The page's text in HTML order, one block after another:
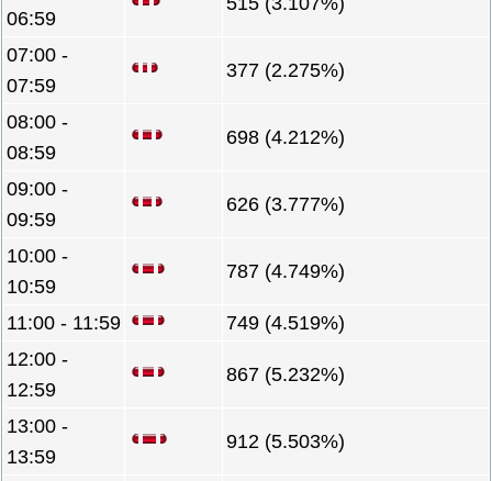
06:59
07:00 -
07:59
377 (2.275%)
08:00 -
08:59
698 (4.212%)
09:00 -
09:59
626 (3.777%)
10:00 -
10:59
787 (4.749%)
11:00 - 11:59
749 (4.519%)
12:00 -
12:59
867 (5.232%)
13:00 -
13:59
912 (5.503%)